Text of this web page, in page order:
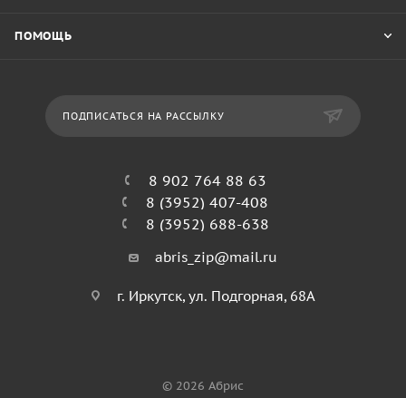
ПОМОЩЬ
ПОДПИСАТЬСЯ НА РАССЫЛКУ
8 902 764 88 63
8 (3952) 407-408
8 (3952) 688-638
abris_zip@mail.ru
г. Иркутск, ул. Подгорная, 68А
© 2026 Абрис